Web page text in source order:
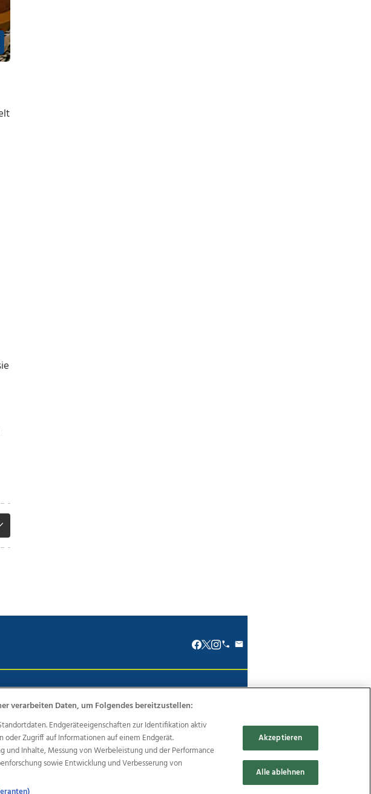
OÖN Karriere OÖN Reise
Promenaden Galerien
verarbeiten Daten, um Folgendes bereitzustellen:
Endgeräteeigenschaften zur Identifikation aktiv
oder Zugriff auf Informationen auf einem Endgerät.
und Inhalte, Messung von Werbeleistung und der Performance
sowie Entwicklung und Verbesserung von
Akzeptieren
Alle ablehnen